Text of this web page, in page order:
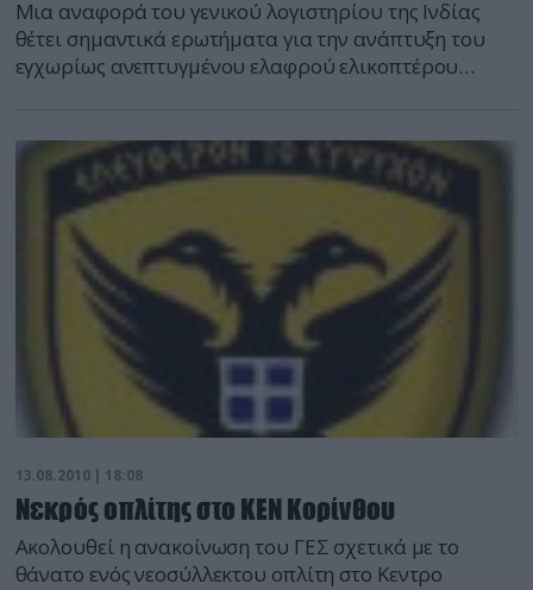
Μια αναφορά του γενικού λογιστηρίου της Ινδίας
θέτει σημαντικά ερωτήματα για την ανάπτυξη του
εγχωρίως ανεπτυγμένου ελαφρού ελικοπτέρου
13.08.2010 | 18:08
Νεκρός οπλίτης στο ΚΕΝ Κορίνθου
Ακολουθεί η ανακοίνωση του ΓΕΣ σχετικά με το
θάνατο ενός νεοσύλλεκτου οπλίτη στο Κεντρο